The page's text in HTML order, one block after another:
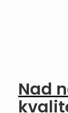
Nad